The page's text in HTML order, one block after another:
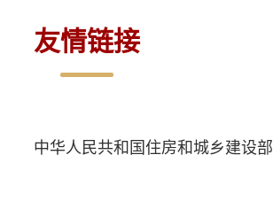
友情链接
中华人民共和国住房和城乡建设部